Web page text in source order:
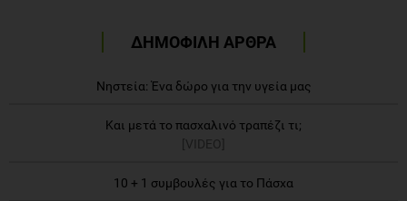
ΔΗΜΟΦΙΛΗ ΑΡΘΡΑ
Νηστεία: Ένα δώρο για την υγεία μας
Και μετά το πασχαλινό τραπέζι τι;
[VIDEO]
10 + 1 συμβουλές για το Πάσχα